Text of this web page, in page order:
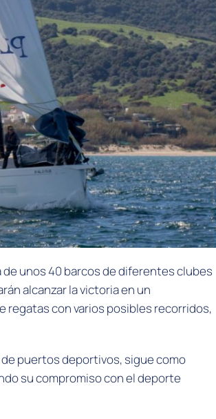
unos 40 barcos de diferentes clubes
alcanzar la victoria en un
regatas con varios posibles recorridos,
puertos deportivos, sigue como
su compromiso con el deporte